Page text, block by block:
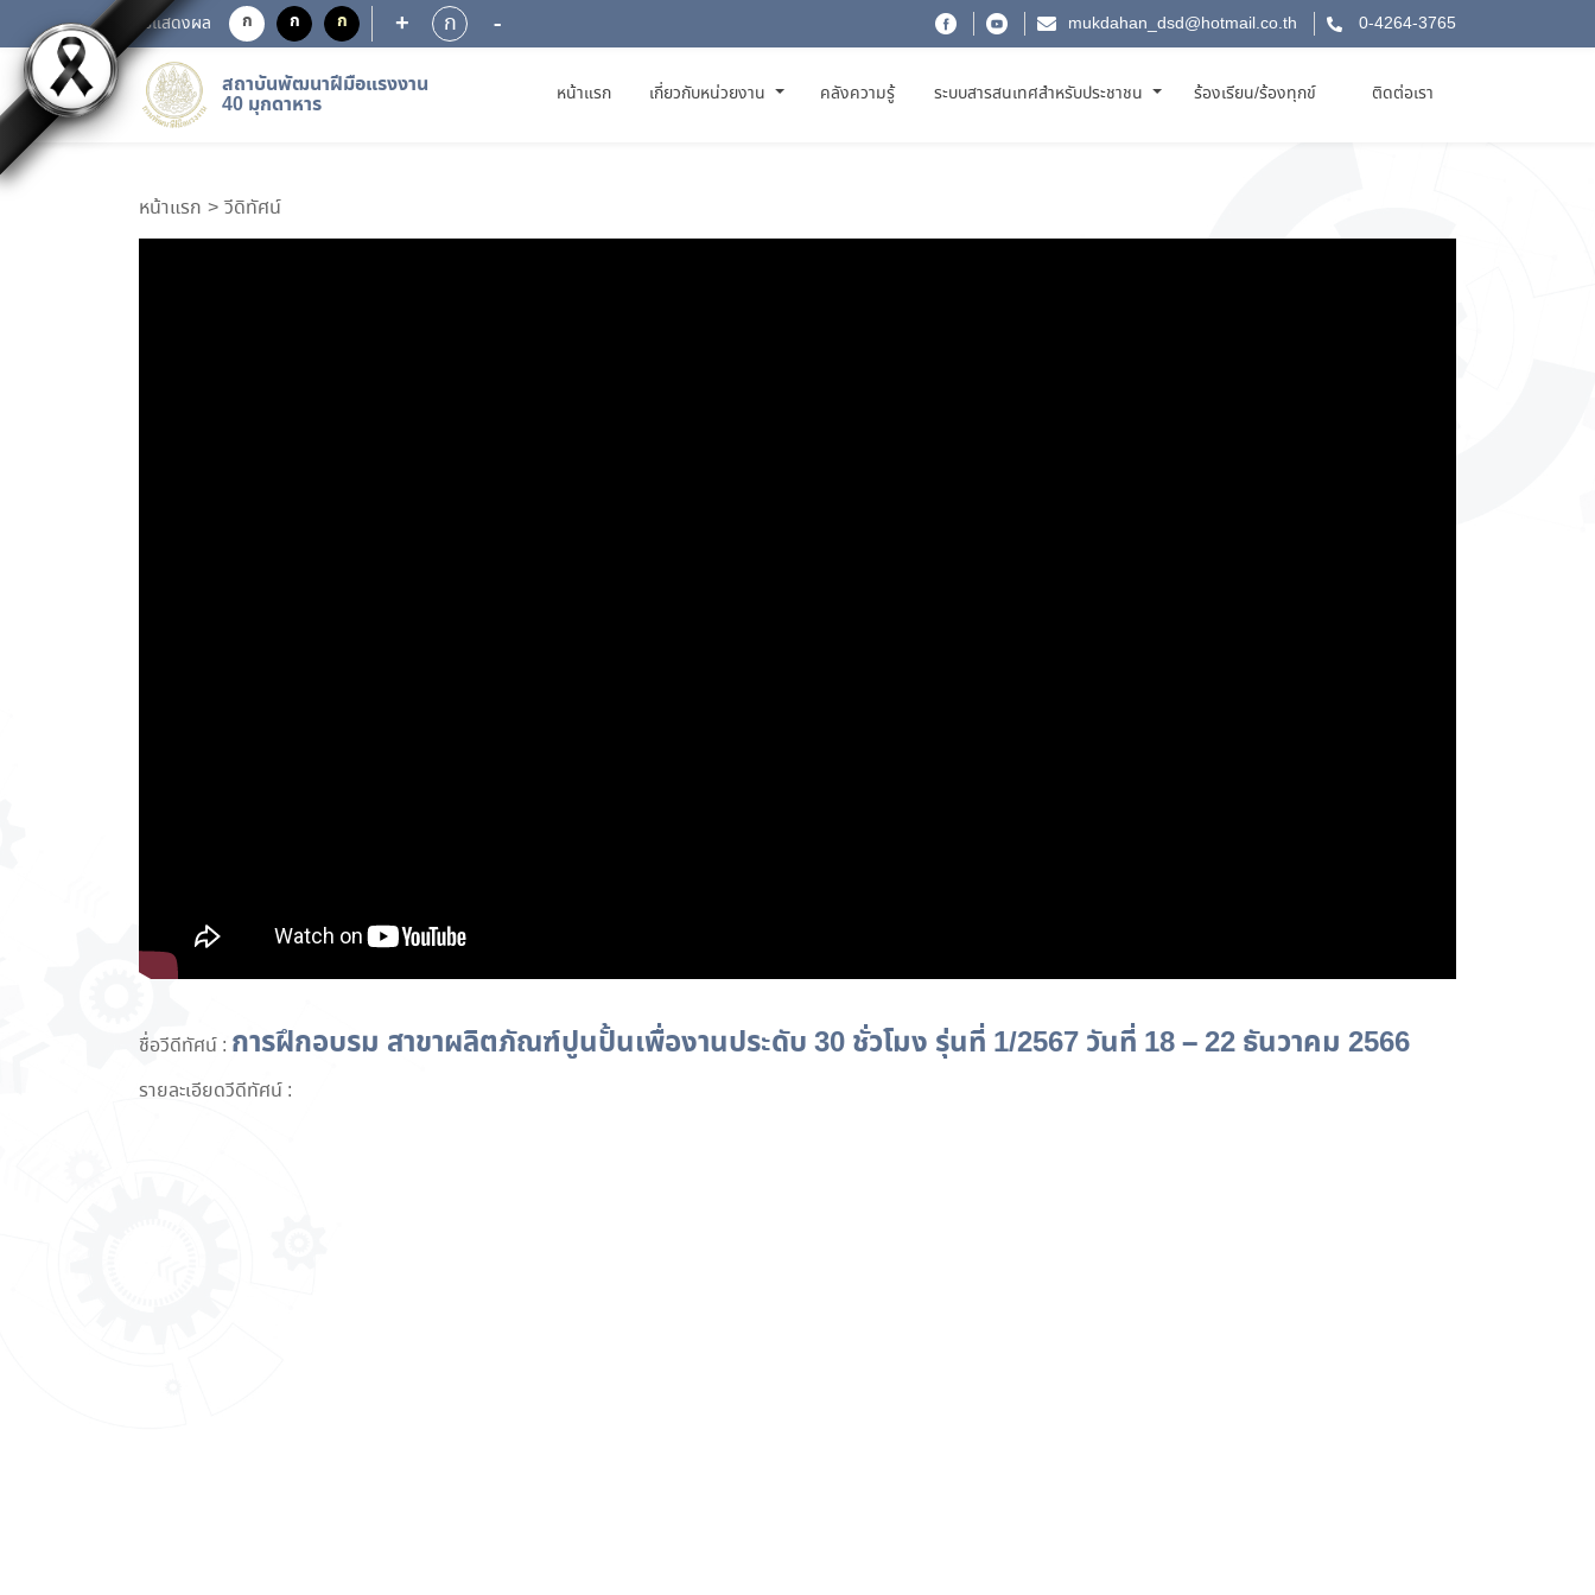
การแสดงผล ก ก ก + ก - mukdahan_dsd@hotmail.co.th 0-4264-3765
สถาบันพัฒนาฝีมือแรงงาน
40 มุกดาหาร หน้าแรก(CURRENT)
เกี่ยวกับหน่วยงาน คลังความรู้ ระบบสารสนเทศสำหรับประชาชน ร้องเรียน/ร้องทุกข์ ติดต่อเรา
หน้าแรก วีดิทัศน์
ชื่อวีดีทัศน์ : การฝึกอบรม สาขาผลิตภัณฑ์ปูนปั้นเพื่องานประดับ 30 ชั่วโมง รุ่นที่ 1/2567 วันที่ 18 – 22 ธันวาคม 2566
รายละเอียดวีดีทัศน์ :